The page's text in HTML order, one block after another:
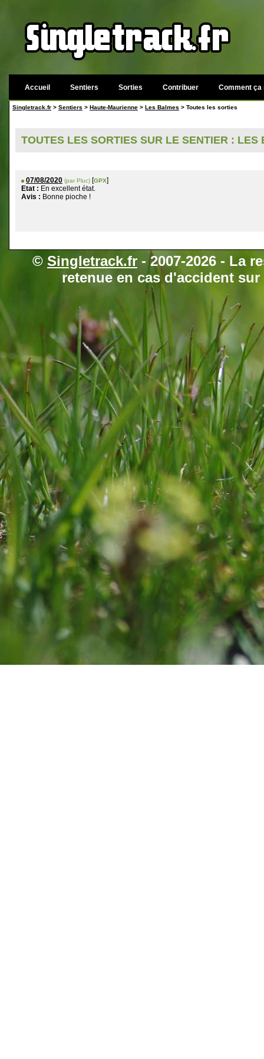
Accueil Sentiers Sorties Contribuer Comment ça
Singletrack.fr > Sentiers > Haute-Maurienne > Les Balmes > Toutes les sorties
TOUTES LES SORTIES SUR LE SENTIER :
07/08/2020 (par Pluc) [GPX]
Etat : En excellent état.
Avis : Bonne pioche !
© Singletrack.fr - 2007-2026 - La
retenue en cas d'accident